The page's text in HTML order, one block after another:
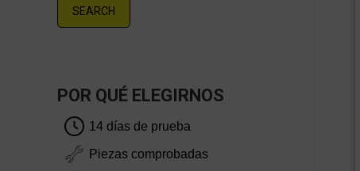
SEARCH
POR QUÉ ELEGIRNOS
14 días de prueba
Piezas comprobadas